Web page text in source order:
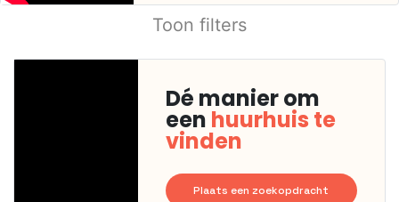
Toon filters
Dé manier om
een huurhuis te
vinden
Plaats een zoekopdracht